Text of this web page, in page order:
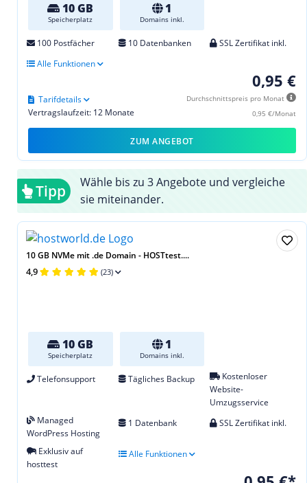
10 GB
Speicherplatz
1
Domains inkl.
100 Postfächer 10 Datenbanken
SSL Zertifikat inkl.
Alle Funktionen
0,95 €
Durchschnittspreis pro Monat
0,95 €/Monat
Vertragslaufzeit: 12 Monate
Tarifdetails
ZUM ANGEBOT
Tipp
Wähle bis zu 3 Angebote und vergleiche
sie miteinander.
10 GB NVMe mit .de Domain - HOSTtest....
4,9 (23)
10 GB
Speicherplatz
1
Domains inkl.
Telefonsupport Tägliches Backup
Kostenloser
Website-
Umzugsservice
Managed
WordPress Hosting
1 Datenbank SSL Zertifikat inkl.
Exklusiv auf
hosttest
Alle Funktionen